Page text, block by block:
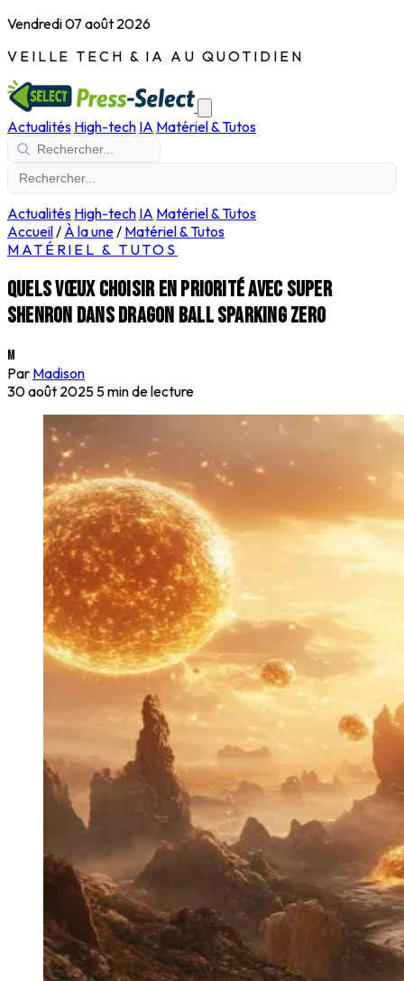
Vendredi 07 août 2026
VEILLE TECH & IA AU QUOTIDIEN
Actualités High-tech IA Matériel & Tutos
Actualités High-tech IA Matériel & Tutos
Accueil/ À la une/ Matériel & Tutos
MATÉRIEL & TUTOS
Quels vœux choisir en priorité avec Super
Shenron dans Dragon Ball Sparking Zero
M
Par Madison
30 août 2025 5 min de lecture